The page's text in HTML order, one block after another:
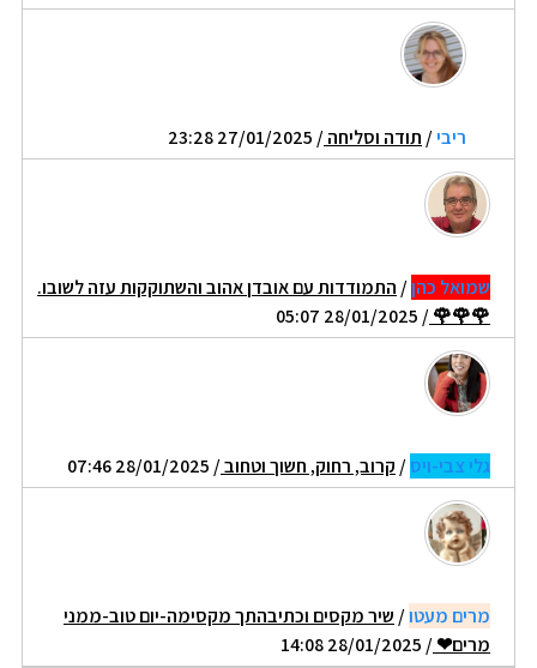
ריבי/ תודה וסליחה/ 27/01/2025 23:28
שמואל כהן/ התמודדות עם אובדן אהוב והשתוקקות עזה לשובו.
🌹🌹🌹
/ 28/01/2025 05:07
גלי צבי-ויס/ קרוב, רחוק, חשוך וטחוב/ 28/01/2025 07:46
מרים מעטו/ שיר מקסים וכתיבהתך מקסימה-יום טוב-ממני
מרים❤/ 28/01/2025 14:08